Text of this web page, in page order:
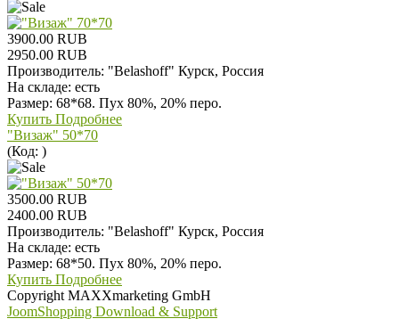
3900.00 RUB
2950.00 RUB
Производитель: "Belashoff" Курск, Россия
На складе: есть
Размер: 68*68. Пух 80%, 20% перо.
Купить Подробнее
"Визаж" 50*70
(Код: )
3500.00 RUB
2400.00 RUB
Производитель: "Belashoff" Курск, Россия
На складе: есть
Размер: 68*50. Пух 80%, 20% перо.
Купить Подробнее
Copyright MAXXmarketing GmbH
JoomShopping Download & Support